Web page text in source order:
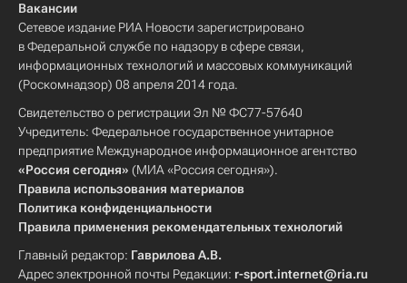
Вакансии
Сетевое издание РИА Новости зарегистрировано
в Федеральной службе по надзору в сфере связи,
информационных технологий и массовых коммуникаций
(Роскомнадзор) 08 апреля 2014 года.
Свидетельство о регистрации Эл № ФС77-57640
Учредитель: Федеральное государственное унитарное
предприятие Международное информационное агентство
«Россия сегодня» (МИА «Россия сегодня»).
Правила использования материалов
Политика конфиденциальности
Правила применения рекомендательных технологий
Главный редактор: Гаврилова А.В.
Адрес электронной почты Редакции: r-sport.internet@ria.ru